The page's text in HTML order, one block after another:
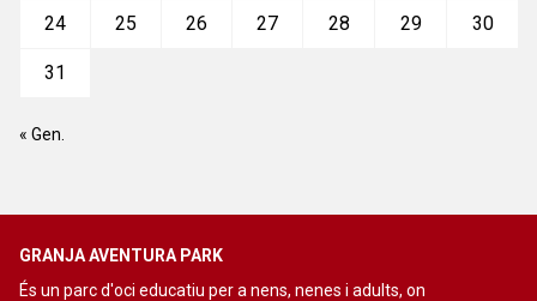
24 25 26 27 28 29 30
31
« Gen.
GRANJA AVENTURA PARK
És un parc d'oci educatiu per a nens, nenes i adults, on